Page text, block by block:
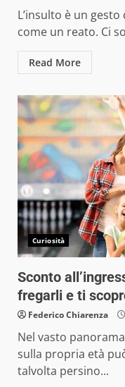
L’insulto è un
come un reato. Ci
Read More
Curiosità
Sconto
fregarli e ti
Federico Chiarenza
Nel vasto
sulla propria età
talvolta persino...